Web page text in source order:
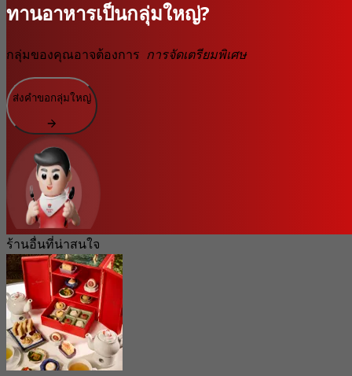
ทานอาหารเป็นกลุ่มใหญ่?
กลุ่มของคุณอาจต้องการ การจัดเตรียมพิเศษ
ส่งคำขอกลุ่มใหญ่
ร้านอื่นที่น่าสนใจ